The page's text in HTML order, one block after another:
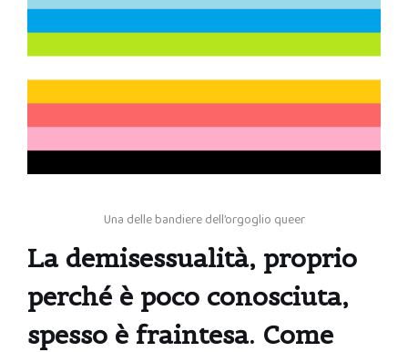
Una delle bandiere dell’orgoglio queer
La demisessualità, proprio
perché è poco conosciuta,
spesso è fraintesa. Come